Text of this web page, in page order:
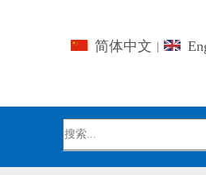
简体中文 |